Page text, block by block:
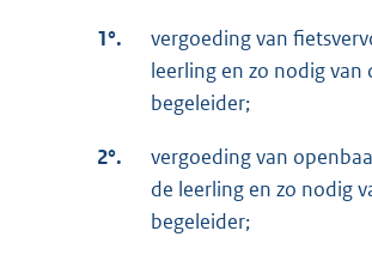
1°.
vergoeding van
leerling en zo nodig van
begeleider;
2°.
vergoeding van
de leerling en zo nodig
begeleider;